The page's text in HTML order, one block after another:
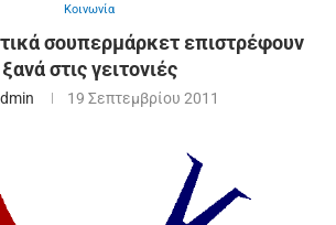
Κοινωνία
σουπερμάρκετ επιστρέφουν
ξανά στις γειτονιές
19 Σεπτεμβρίου 2011